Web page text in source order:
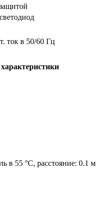
ток в 50/60 Гц
в 55 °C, расстояние: 0.1 м